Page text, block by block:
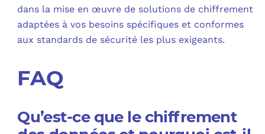
dans la mise en œuvre de solutions de chiffrement
adaptées à vos besoins spécifiques et conformes
aux standards de sécurité les plus exigeants.
FAQ
Qu’est-ce que le chiffrement